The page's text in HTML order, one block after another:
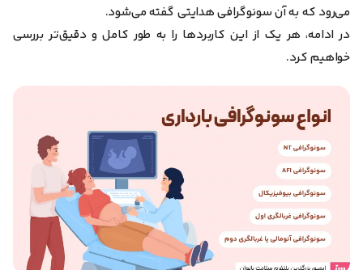
می‌رود که به آن سونوگرافی هدایتی گفته می‌شود.
در ادامه، هر یک از این کاربردها را به طور کامل و دقیق‌تر بررسی
خواهیم کرد.